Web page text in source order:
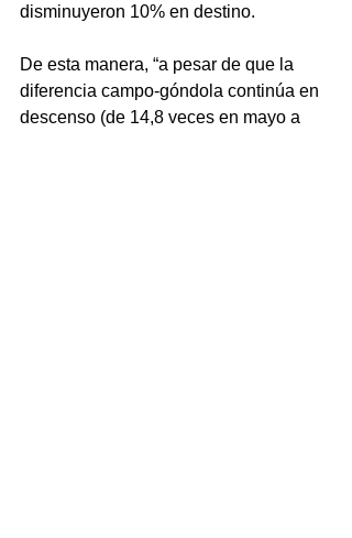
disminuyeron 10% en destino.
De esta manera, “a pesar de que la
diferencia campo-góndola continúa en
descenso (de 14,8 veces en mayo a